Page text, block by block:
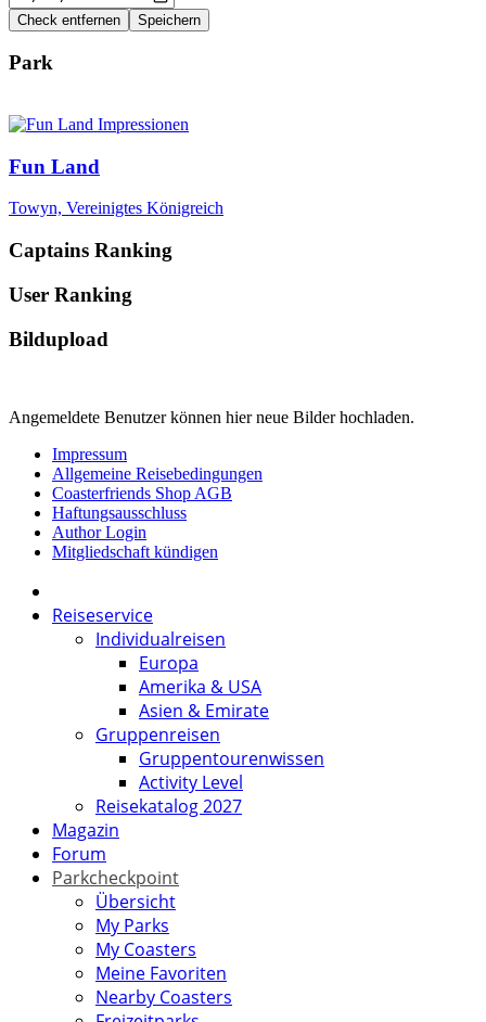
Check entfernen Speichern
Park
Fun Land
Towyn, Vereinigtes Königreich
Captains Ranking
User Ranking
Bildupload
Angemeldete Benutzer können hier neue Bilder hochladen.
Impressum
Allgemeine Reisebedingungen
Coasterfriends Shop AGB
Haftungsausschluss
Author Login
Mitgliedschaft kündigen
Reiseservice
Individualreisen
Europa
Amerika & USA
Asien & Emirate
Gruppenreisen
Gruppentourenwissen
Activity Level
Reisekatalog 2027
Magazin
Forum
Parkcheckpoint
Übersicht
My Parks
My Coasters
Meine Favoriten
Nearby Coasters